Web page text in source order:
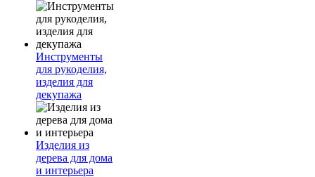
Инструменты
для рукоделия,
изделия для
декупажа
Изделия из
дерева для дома
и интерьера